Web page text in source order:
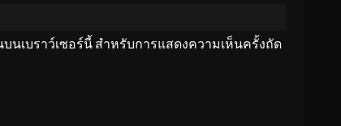
นเบราว์เซอร์นี้ สำหรับการแสดงความเห็นครั้งถัด